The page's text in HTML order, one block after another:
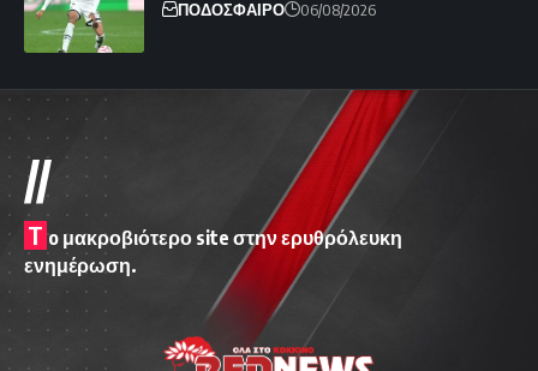
ΠΟΔΟΣΦΑΙΡΟ 06/08/2026
//
T o μακροβιότερο site στην ερυθρόλευκη
ενημέρωση.